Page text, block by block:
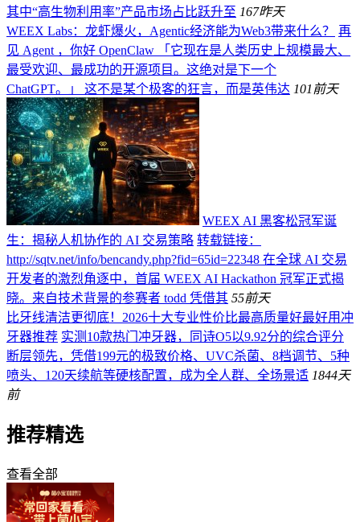
其中“高生物利用率”产品市场占比跃升至 167昨天
WEEX Labs：龙虾爆火，Agentic经济能为Web3带来什么？
再
见 Agent ，你好 OpenClaw 「它现在是人类历史上规模最大、
最受欢迎、最成功的开源项目。这绝对是下一个
ChatGPT。」 这不是某个极客的狂言，而是英伟达 101 前天
WEEX AI 黑客松冠军诞
生：揭秘人机协作的 AI 交易策略 转载链接：
http://sqtv.net/info/bencandy.php?fid=65id=22348 在全球 AI 交易
开发者的激烈角逐中，首届 WEEX AI Hackathon 冠军正式揭
晓。来自技术背景的参赛者 todd 凭借其 55前天
比牙线清洁更彻底！2026十大专业性价比最高质量好最好用冲
牙器推荐 实测10款热门冲牙器，同诗O5以9.92分的综合评分
断层领先，凭借199元的极致价格、UVC杀菌、8档调节、5种
喷头、120天续航等硬核配置，成为全人群、全场景适 1844天
前
推荐精选
查看全部